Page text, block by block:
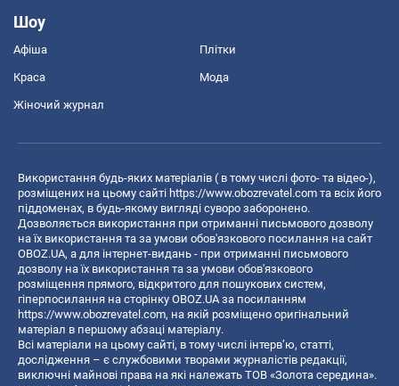
Шоу
Афіша Плітки
Краса Мода
Жіночий журнал
Використання будь-яких матеріалів ( в тому числі фото- та відео-),
розміщених на цьому сайті https://www.obozrevatel.com та всіх його
піддоменах, в будь-якому вигляді суворо заборонено.
Дозволяється використання при отриманні письмового дозволу
на їх використання та за умови обов'язкового посилання на сайт
OBOZ.UA, а для інтернет-видань - при отриманні письмового
дозволу на їх використання та за умови обов'язкового
розміщення прямого, відкритого для пошукових систем,
гіперпосилання на сторінку OBOZ.UA за посиланням
https://www.obozrevatel.com, на якій розміщено оригінальний
матеріал в першому абзаці матеріалу.
Всі матеріали на цьому сайті, в тому числі інтерв’ю, статті,
дослідження – є службовими творами журналістів редакції,
виключні майнові права на які належать ТОВ «Золота середина».